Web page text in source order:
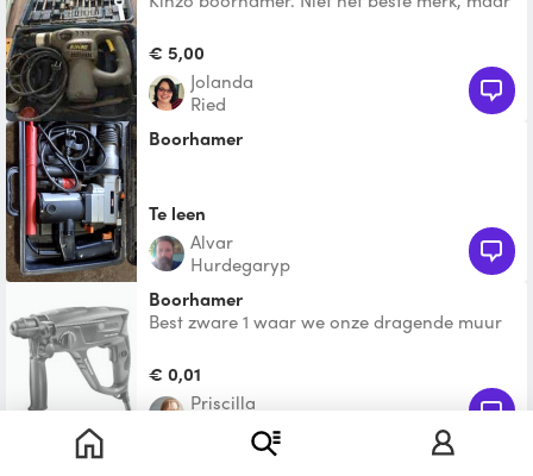
Met diverse h
€ 5,00
jolanda
Ried
Boorhamer
Te leen
Alvar
Hurdegaryp
Boorhamer
Best zware 1 waar we onze dragende muur
€ 0,01
Priscilla
Leeuwarden